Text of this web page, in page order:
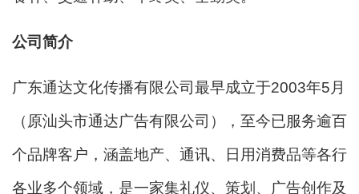
公司简介
广东通达文化传播有限公司最早成立于2003年5月
（原汕头市通达广告有限公司），至今已服务逾百
个品牌客户，涵盖地产、通讯、日用消费品等各行
各业多个领域，是一家集礼仪、策划、广告创作及